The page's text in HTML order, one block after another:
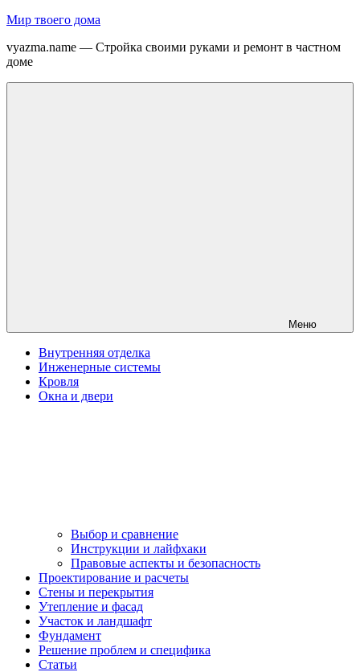
Перейти
содержимому
Мир твоего дома
vyazma.name — Стройка своими руками и ремонт в частном
доме
Меню
Внутренняя отделка
Инженерные системы
Кровля
Окна и двери
Выбор и сравнение
Инструкции и лайфхаки
Правовые аспекты и безопасность
Проектирование и расчеты
Стены и перекрытия
Утепление и фасад
Участок и ландшафт
Фундамент
Решение проблем и специфика
Статьи